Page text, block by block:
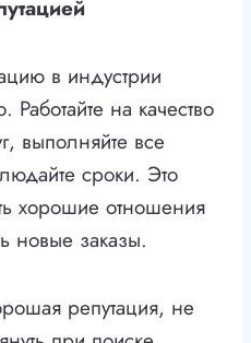
в индустрии
Работайте на качество
выполняйте все
сроки. Это
хорошие отношения
новые заказы.
репутация, не